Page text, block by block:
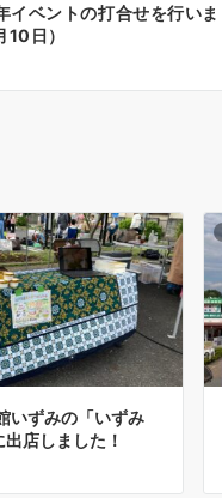
ベントの打合せを行いま
日）
いずみの「いずみ
出店しました！